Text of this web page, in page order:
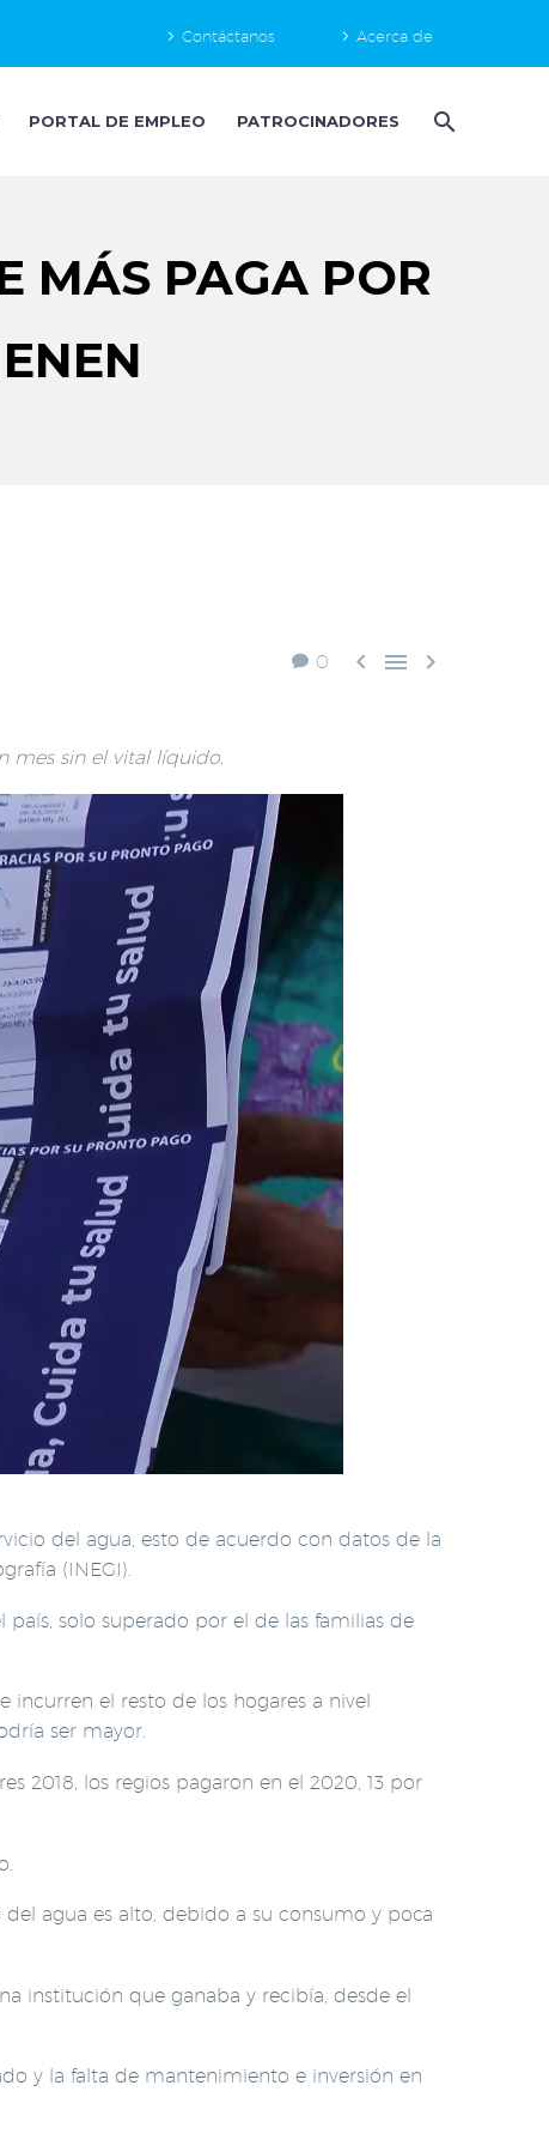
Contáctanos Acerca de
PORTAL DE EMPLEO PATROCINADORES
MÁS PAGA POR
0   
mes sin el vital líquido.
del agua, esto de acuerdo con datos de la
(INEGI).
solo superado por el de las familias de
incurren el resto de los hogares a nivel
ser mayor.
2018, los regios pagaron en el 2020, 13 por
agua es alto, debido a su consumo y poca
institución que ganaba y recibía, desde el
y la falta de mantenimiento e inversión en